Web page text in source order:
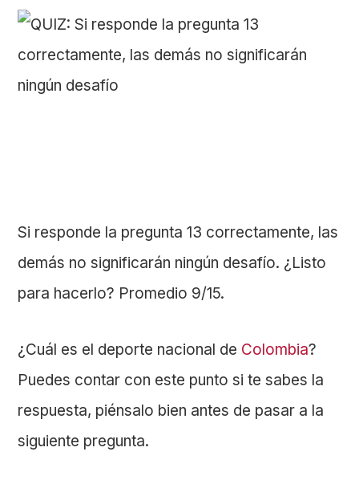
Si responde la pregunta 13 correctamente, las
demás no significarán ningún desafío. ¿Listo
para hacerlo? Promedio 9/15.
¿Cuál es el deporte nacional de Colombia?
Puedes contar con este punto si te sabes la
respuesta, piénsalo bien antes de pasar a la
siguiente pregunta.